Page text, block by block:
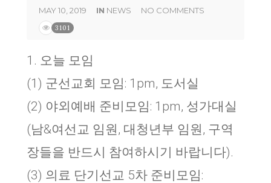
MAY 10, 2019 IN NEWS NO COMMENTS
3101
1. 오늘 모임
(1) 군선교회 모임: 1pm, 도서실
(2) 야외예배 준비모임: 1pm, 성가대실
(남&여선교 임원, 대청년부 임원, 구역
장들을 반드시 참여하시기 바랍니다).
(3) 의료 단기선교 5차 준비모임: